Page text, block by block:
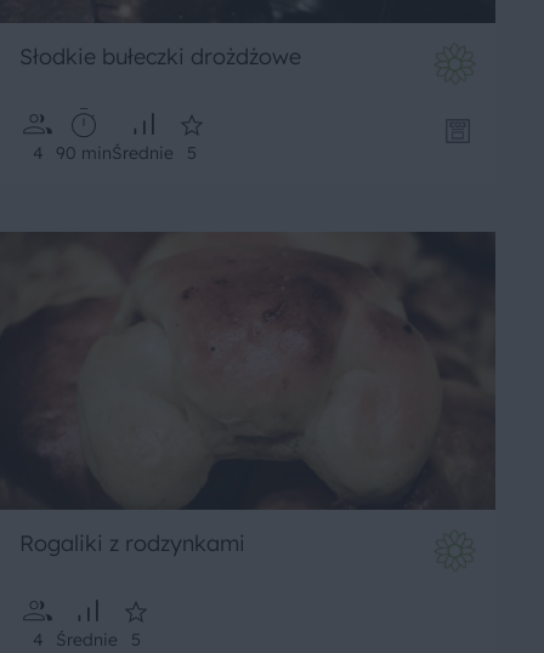
Słodkie bułeczki drożdżowe
4 90 minŚrednie 5
Rogaliki z rodzynkami
4 Średnie 5